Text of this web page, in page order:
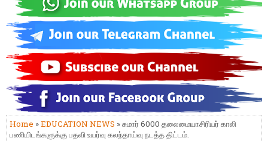
Home »EDUCATION NEWS » சுமார் 6000 தலைமையாசிரியர் காலி
பணியிடங்களுக்கு பதவி உயர்வு கலந்தாய்வு நடத்த திட்டம்.